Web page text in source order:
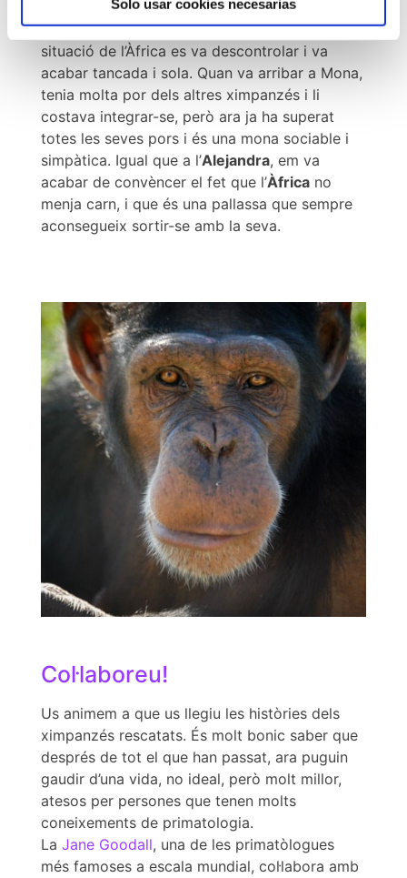
Solo usar cookies necesarias
animals salvatges que no estan fets per viure a
casa com una mascota i en poc temps la
situació de l’Àfrica es va descontrolar i va
acabar tancada i sola. Quan va arribar a Mona,
tenia molta por dels altres ximpanzés i li
costava integrar-se, però ara ja ha superat
totes les seves pors i és una mona sociable i
simpàtica. Igual que a l’Alejandra, em va
acabar de convèncer el fet que l’Àfricano
menja carn, i que és una pallassa que sempre
aconsegueix sortir-se amb la seva.
Col·laboreu!
Us animem a que us llegiu les històries dels
ximpanzés rescatats. És molt bonic saber que
després de tot el que han passat, ara puguin
gaudir d’una vida, no ideal, però molt millor,
atesos per persones que tenen molts
coneixements de primatologia.
La Jane Goodall, una de les primatòlogues
més famoses a escala mundial, col·labora amb